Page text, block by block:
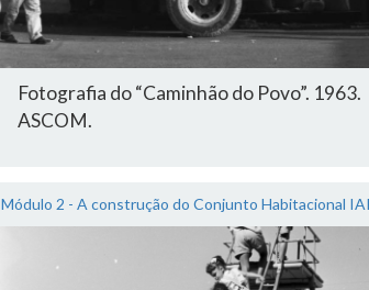
Fotografia do “Caminhão do Povo”.
ASCOM.
Módulo 2 - A construção do Conjunto Habitacional